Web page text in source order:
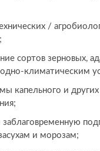
/
сортов зерновых,
климатическим
капельного и
и морозам;